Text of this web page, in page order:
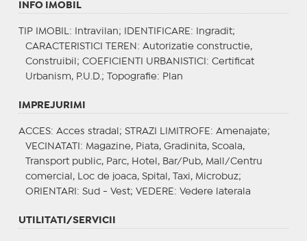
INFO IMOBIL
TIP IMOBIL : Intravilan; IDENTIFICARE : Ingradit;
CARACTERISTICI TEREN : Autorizatie constructie,
Construibil; COEFICIENTI URBANISTICI : Certificat
Urbanism, P.U.D.;
Topografie: Plan
IMPREJURIMI
ACCES: Acces stradal; STRAZI LIMITROFE : Amenajate;
VECINATATI : Magazine, Piata, Gradinita, Scoala,
Transport public, Parc, Hotel, Bar/Pub, Mall/Centru
comercial, Loc de joaca, Spital, Taxi, Microbuz;
ORIENTARI : Sud - Vest; VEDERE : Vedere laterala
UTILITATI/SERVICII